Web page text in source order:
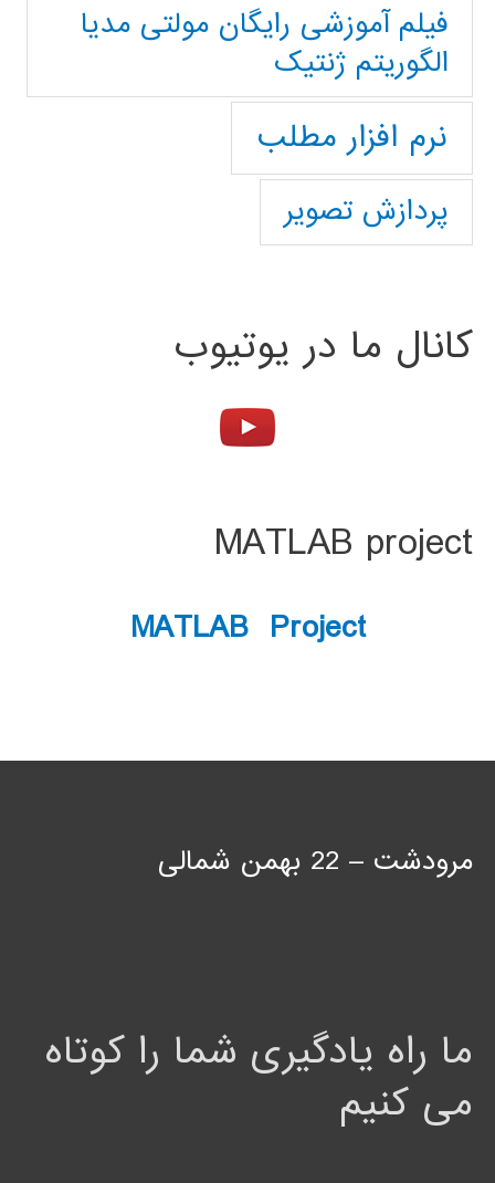
فیلم آموزشی رایگان مولتی مدیا
الگوریتم ژنتیک
نرم افزار مطلب
پردازش تصویر
کانال ما در یوتیوب
MATLAB project
MATLAB Project
مرودشت – 22 بهمن شمالی
ما راه یادگیری شما را کوتاه
می کنیم